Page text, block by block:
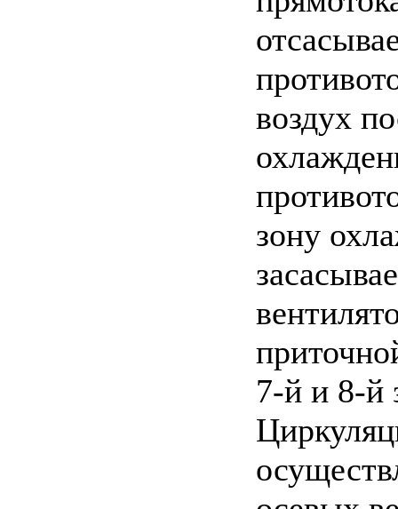
воздух
зону
7-й и 8-й